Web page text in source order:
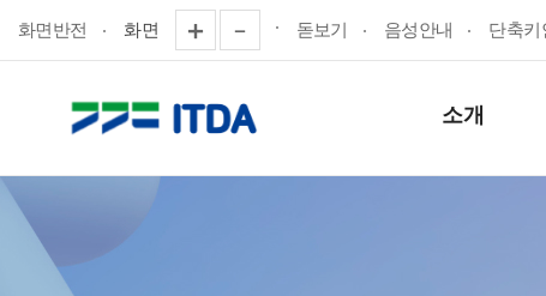
화면반전 화면 돋보기 음성안내 단축키
소개